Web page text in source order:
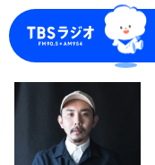
マイページ
ログイン